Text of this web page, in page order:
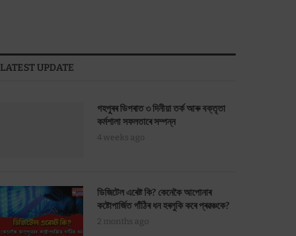
LATEST UPDATE
গহপুৰৰ ডিপৰাত ৩ দিনীয়া তৰ্ক আৰু বক্তৃতা
কৰ্মশালা সফলতাৰে সম্পন্ন
4 weeks ago
ডিজিটেল এৰেষ্ট কি? কেনেকৈ আপোনাৰ
কষ্টোপাৰ্জিত গাঁঠিৰ ধন হৰলুকি কৰে প্ৰৱঞ্চকে?
2 months ago